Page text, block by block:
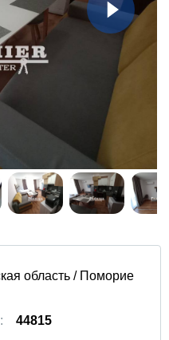
область / Поморие
44815